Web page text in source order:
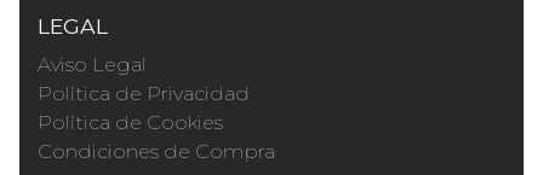
LEGAL
Aviso Legal
Política de Privacidad
Política de Cookies
Condiciones de Compra